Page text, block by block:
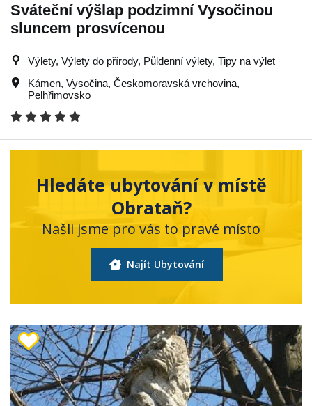
Sváteční výšlap podzimní Vysočinou
sluncem prosvícenou
Výlety, Výlety do přírody, Půldenní výlety, Tipy na výlet
Kámen, Vysočina, Českomoravská vrchovina,
Pelhřimovsko
Hledáte ubytování v místě
Obrataň?
Našli jsme pro vás to pravé místo
Najít Ubytování